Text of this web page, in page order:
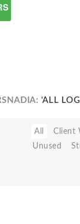
'ALL
All Client
Unused